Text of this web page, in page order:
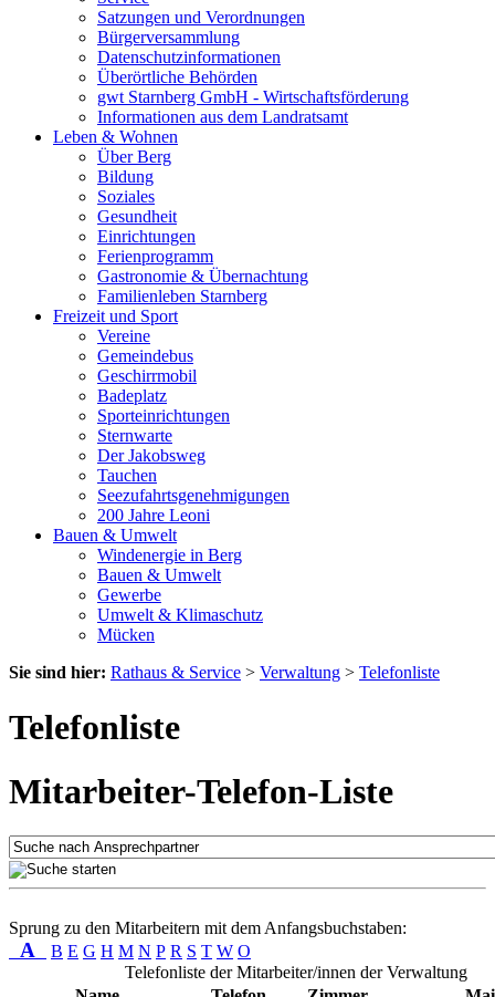
Satzungen und Verordnungen
Bürgerversammlung
Datenschutzinformationen
Überörtliche Behörden
gwt Starnberg GmbH - Wirtschaftsförderung
Informationen aus dem Landratsamt
Leben & Wohnen
Über Berg
Bildung
Soziales
Gesundheit
Einrichtungen
Ferienprogramm
Gastronomie & Übernachtung
Familienleben Starnberg
Freizeit und Sport
Vereine
Gemeindebus
Geschirrmobil
Badeplatz
Sporteinrichtungen
Sternwarte
Der Jakobsweg
Tauchen
Seezufahrtsgenehmigungen
200 Jahre Leoni
Bauen & Umwelt
Windenergie in Berg
Bauen & Umwelt
Gewerbe
Umwelt & Klimaschutz
Mücken
Sie sind hier: Rathaus & Service > Verwaltung > Telefonliste
Telefonliste
Mitarbeiter-Telefon-Liste
Sprung zu den Mitarbeitern mit dem Anfangsbuchstaben:
A B E G H M N P R S T W O
Telefonliste der Mitarbeiter/innen der Verwaltung